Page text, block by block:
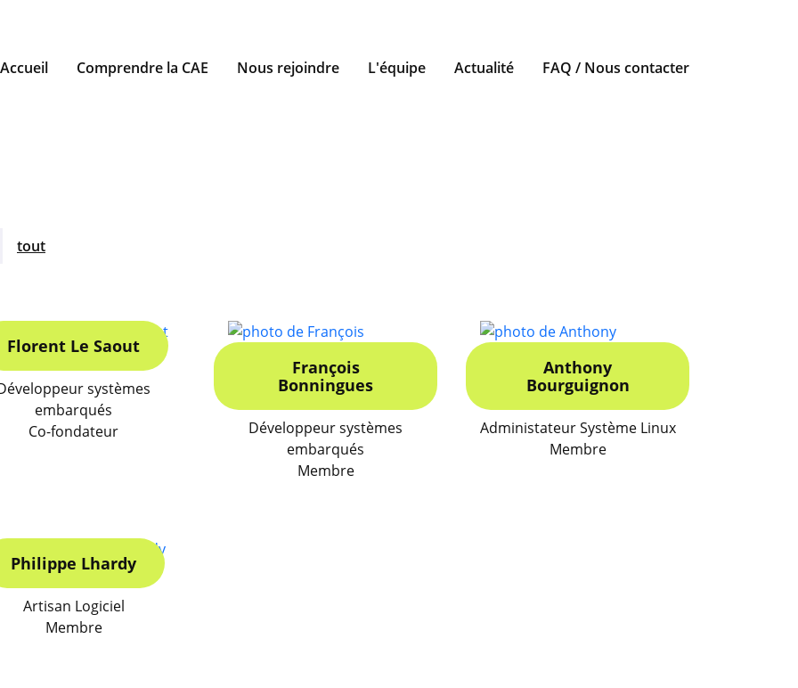
Accueil Comprendre la CAE Nous rejoindre L'équipe Actualité FAQ / Nous contacter
tout
Florent Le Saout
systèmes
embarqués
Co-fondateur
François
Bonningues
Développeur systèmes
embarqués
Membre
Anthony
Bourguignon
Administateur Système Linux
Membre
Philippe Lhardy
Artisan Logiciel
Membre